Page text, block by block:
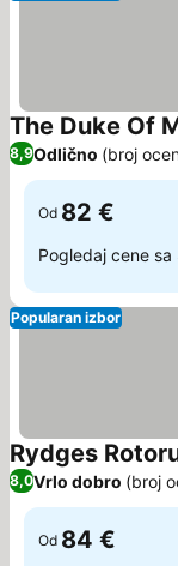
The Duke Of
8,9Odlično (broj
Od 82 €
Pogledaj cene sa
Popularan izbor
Rydges
8,0Vrlo dobro (broj
Od 84 €